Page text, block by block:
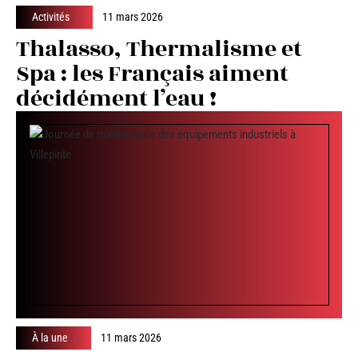
Activités 11 mars 2026
Thalasso, Thermalisme et
Spa : les Français aiment
décidément l’eau !
À la une 11 mars 2026